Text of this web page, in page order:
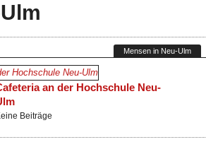
Mensen in Neu-Ulm
an der Hochschule Neu-
Beiträge